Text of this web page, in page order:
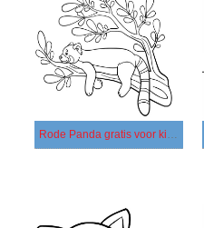
Rode Panda gratis voor kinderen